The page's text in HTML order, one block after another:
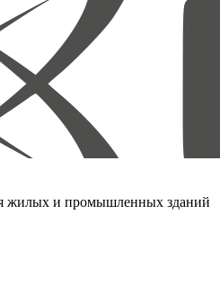
жилых и промышленных зданий